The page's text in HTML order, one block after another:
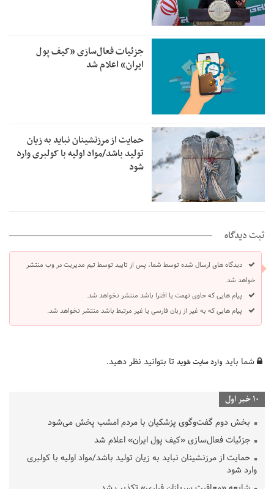
جزئیات فعال‌سازی «کیف پول
ایران» اعلام شد
حمایت از مرزنشینان نباید به زیان
تولید باشد/مواد اولیه با کولبری وارد
شود
ثبت دیدگاه
دیدگاه های ارسال شده توسط شما، پس از تایید توسط تیم مدیریت در وب منتشر
خواهد شد.
پیام هایی که حاوی تهمت یا افترا باشد منتشر نخواهد شد.
پیام هایی که به غیر از زبان فارسی یا غیر مرتبط باشد منتشر نخواهد شد.
شما باید وارد سایت شوید تا بتوانید نظر دهید.
10 خبر اول
بخش دوم گفت‌وگوی پزشکیان با مردم امشب پخش می‌شود
جزئیات فعال‌سازی «کیف پول ایران» اعلام شد
حمایت از مرزنشینان نباید به زیان تولید باشد/مواد اولیه با کولبری
وارد شود